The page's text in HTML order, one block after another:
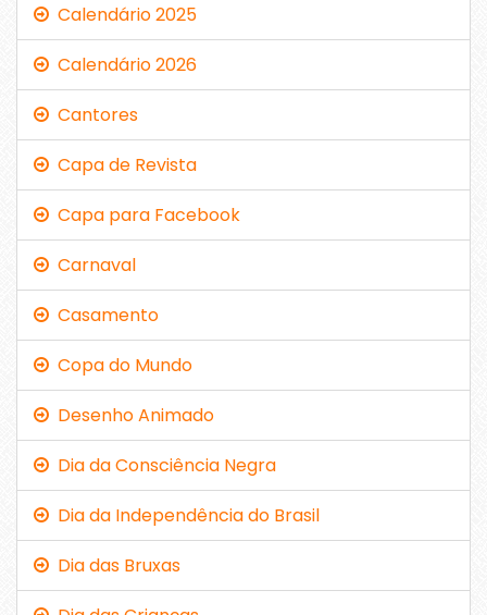
Calendário 2025
Calendário 2026
Cantores
Capa de Revista
Capa para Facebook
Carnaval
Casamento
Copa do Mundo
Desenho Animado
Dia da Consciência Negra
Dia da Independência do Brasil
Dia das Bruxas